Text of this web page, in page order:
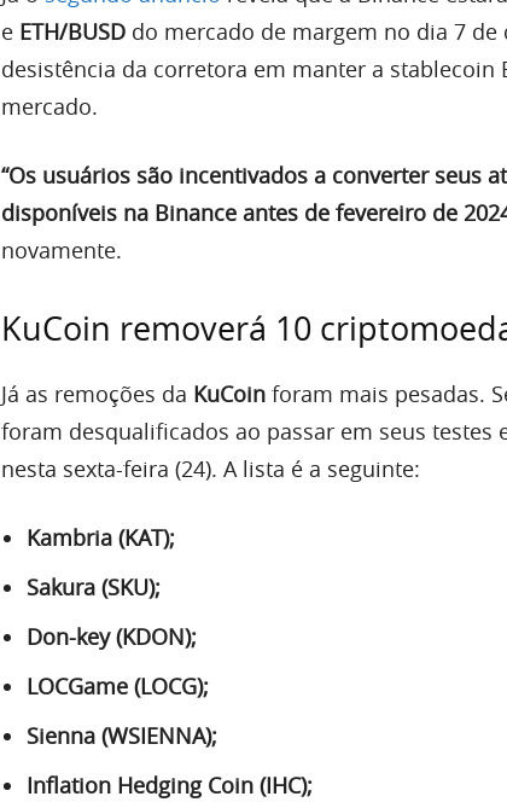
e ETH/BUSD do mercado de margem no dia 7
desistência da corretora em manter a stablecoin
mercado.
“Os usuários são incentivados a converter seus
disponíveis na Binance antes de fevereiro de
novamente.
KuCoin removerá 10
Já as remoções da KuCoin foram mais pesadas.
foram desqualificados ao passar em seus testes
nesta sexta-feira (24). A lista é a seguinte:
Kambria (KAT);
Sakura (SKU);
Don-key (KDON);
LOCGame (LOCG);
Sienna (WSIENNA);
Inflation Hedging Coin (IHC);